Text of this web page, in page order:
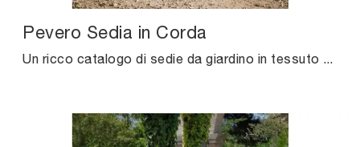
Pevero Sedia in Corda
Un ricco catalogo di sedie da giardino in tessuto ti sta aspettando nel nostro showroom: clicca e scopri il modello Pevero Sedia in Corda di Unopiu.